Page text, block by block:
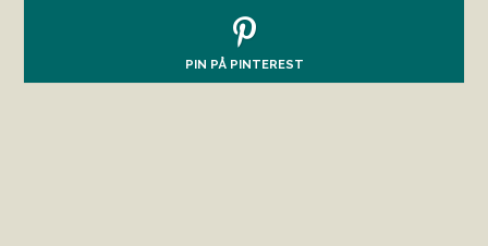
PIN PÅ PINTEREST